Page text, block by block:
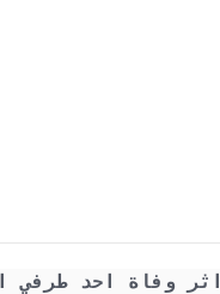
اثر وفاة احد طرفي